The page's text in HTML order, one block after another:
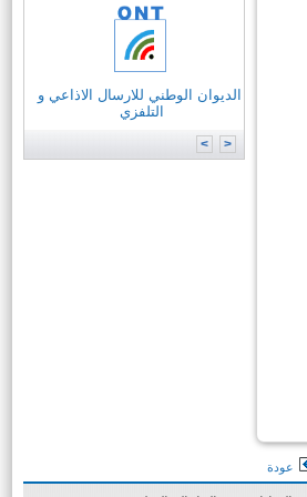
وزارة تكنولوجيات الاتصال
الديوان الوطني للارسال الاذاعي و
التلفزي
<
>
عودة